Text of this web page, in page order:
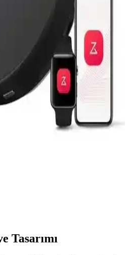
6 Parça Seti ile
seti, yüksek kalite ve dayanıklılık
artırır, hijyen sağlar ve
ve Qrevo L Akıllı Robot
L, yüksek güç ve gelişmiş
çıkar. Detaylı haritalama,
Tasarımı